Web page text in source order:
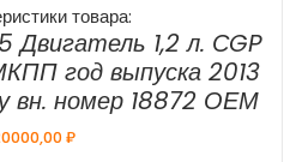
товара:
Двигатель 1,2 л. СGP
год выпуска 2013
вн. номер 18872 ОЕМ
₽